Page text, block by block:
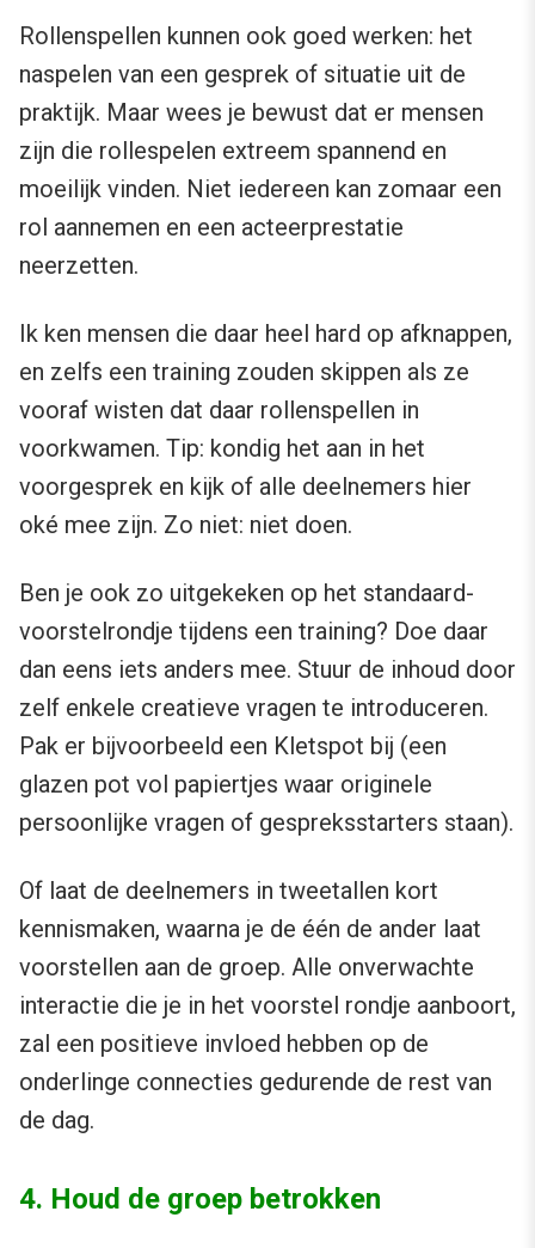
Rollenspellen kunnen ook goed werken: het
naspelen van een gesprek of situatie uit de
praktijk. Maar wees je bewust dat er mensen
zijn die rollespelen extreem spannend en
moeilijk vinden. Niet iedereen kan zomaar een
rol aannemen en een acteerprestatie
neerzetten.
Ik ken mensen die daar heel hard op afknappen,
en zelfs een training zouden skippen als ze
vooraf wisten dat daar rollenspellen in
voorkwamen. Tip: kondig het aan in het
voorgesprek en kijk of alle deelnemers hier
oké mee zijn. Zo niet: niet doen.
Ben je ook zo uitgekeken op het standaard-
voorstelrondje tijdens een training? Doe daar
dan eens iets anders mee. Stuur de inhoud door
zelf enkele creatieve vragen te introduceren.
Pak er bijvoorbeeld een Kletspot bij (een
glazen pot vol papiertjes waar originele
persoonlijke vragen of gespreksstarters staan).
Of laat de deelnemers in tweetallen kort
kennismaken, waarna je de één de ander laat
voorstellen aan de groep. Alle onverwachte
interactie die je in het voorstel rondje aanboort,
zal een positieve invloed hebben op de
onderlinge connecties gedurende de rest van
de dag.
4. Houd de groep betrokken